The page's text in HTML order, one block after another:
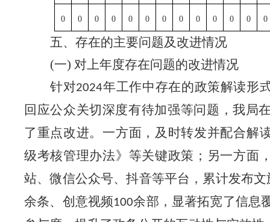
0 0 0 0 0 0 0 0 0 0 0 0 0
五、存在的主要问题及改进情况
(一) 对上年度存在问题的改进情况
针对2024年工作中存在的政策解读形
回应公众关切深度有待加强等问题，我局
了重点改进。一方面，及时转发并配合解
级考核管理办法》等关键政策；另一方面
站、微信公众号、抖音等平台，累计发布
余条、创意视频100余部，显著拓宽了信息